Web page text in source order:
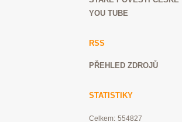
YOU TUBE
RSS
PŘEHLED ZDROJŮ
STATISTIKY
Celkem: 554827